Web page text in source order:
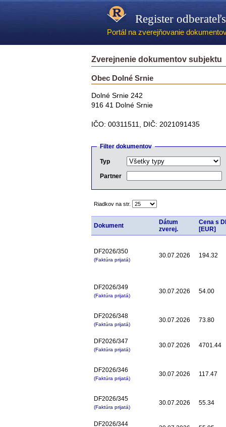
Register
Portál na zverejňovanie
Zverejnenie dokumentov subjektu
Obec Dolné Srnie
Dolné Srnie 242
916 41 Dolné Srnie
IČO: 00311511, DIČ: 2021091435
Filter dokumentov
Typ
Partner
Riadkov na str.
Dokument
Dátum
zverej.
Cena s
[EUR]
DF2026/350
(Faktúra prijatá)
30.07.2026 194.32
DF2026/349
(Faktúra prijatá)
30.07.2026 54.00
DF2026/348
(Faktúra prijatá)
30.07.2026 73.80
DF2026/347
(Faktúra prijatá)
30.07.2026 4701.44
DF2026/346
(Faktúra prijatá)
30.07.2026 117.47
DF2026/345
(Faktúra prijatá)
30.07.2026 55.34
DF2026/344